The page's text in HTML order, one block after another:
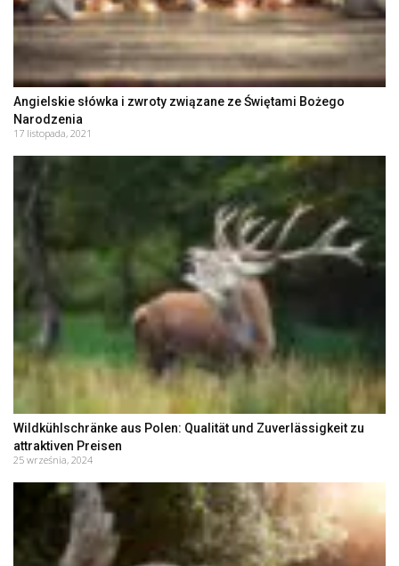
Angielskie słówka i zwroty związane ze Świętami Bożego
Narodzenia
17 listopada, 2021
Wildkühlschränke aus Polen: Qualität und Zuverlässigkeit zu
attraktiven Preisen
25 września, 2024